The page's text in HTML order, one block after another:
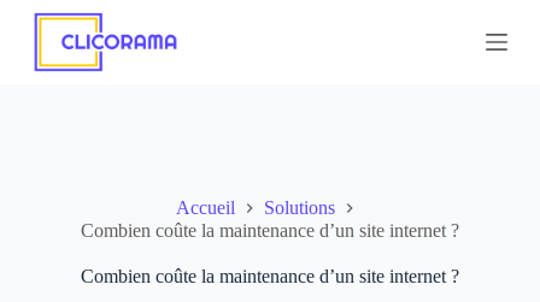
Accueil
Solutions
Combien coûte la maintenance d’un site internet ?
Combien coûte la maintenance d’un site internet ?